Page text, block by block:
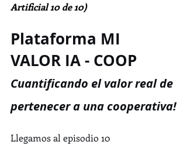
Artificial 10 de 10)
Plataforma MI
VALOR IA - COOP
Cuantificando el valor real de
pertenecer a una cooperativa!
Llegamos al episodio 10